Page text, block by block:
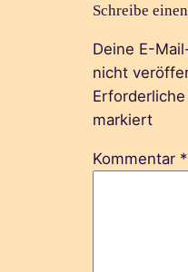
Schreibe
Deine E-
nicht
markiert
Kommentar *